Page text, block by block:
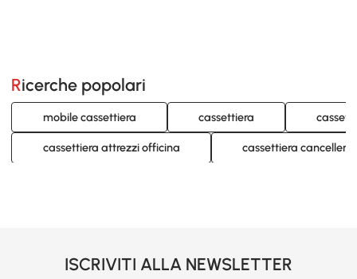
Ricerche popolari
mobile cassettiera cassettiera
cassettiera attrezzi officina cassettiera cancelleria
ISCRIVITI ALLA NEWSLETTER